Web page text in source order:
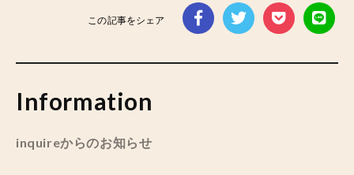
この記事をシェア
Information
inquireからのお知らせ